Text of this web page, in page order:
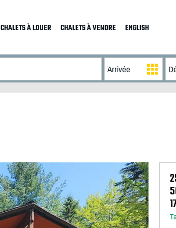
CHALETS À LOUER CHALETS À VENDRE ENGLISH